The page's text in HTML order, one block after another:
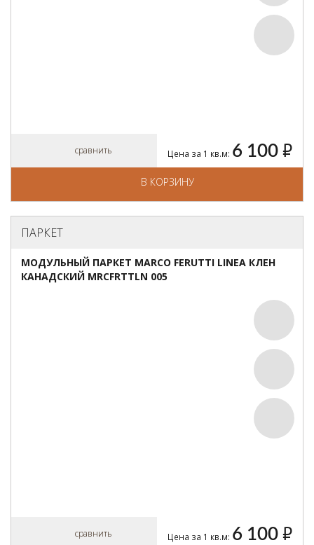
сравнить Цена за 1 кв.м: 6 100 руб.
В КОРЗИНУ
ПАРКЕТ
МОДУЛЬНЫЙ ПАРКЕТ MARCO FERUTTI LINEA КЛЕН
КАНАДСКИЙ MRCFRTTLN 005
сравнить Цена за 1 кв.м: 6 100 руб.